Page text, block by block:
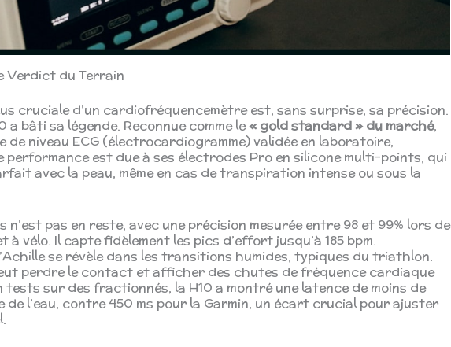
Verdict du Terrain
cruciale d’un cardiofréquencemètre est, sans surprise, sa précision.
a bâti sa légende. Reconnue comme le« gold standard » du marché,
de niveau ECG (électrocardiogramme) validée en laboratoire,
est due à ses électrodes Pro en silicone multi-points, qui
avec la peau, même en cas de transpiration intense ou sous la
n’est pas en reste, avec une précision mesurée entre 98 et 99% lors de
vélo. Il capte fidèlement les pics d’effort jusqu’à 185 bpm.
se révèle dans les transitions humides, typiques du triathlon.
perdre le contact et afficher des chutes de fréquence cardiaque
tests sur des fractionnés, la H10 a montré une latence de moins de
de l’eau, contre 450 ms pour la Garmin, un écart crucial pour ajuster